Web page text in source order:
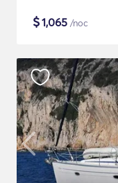
$1,065 /noc